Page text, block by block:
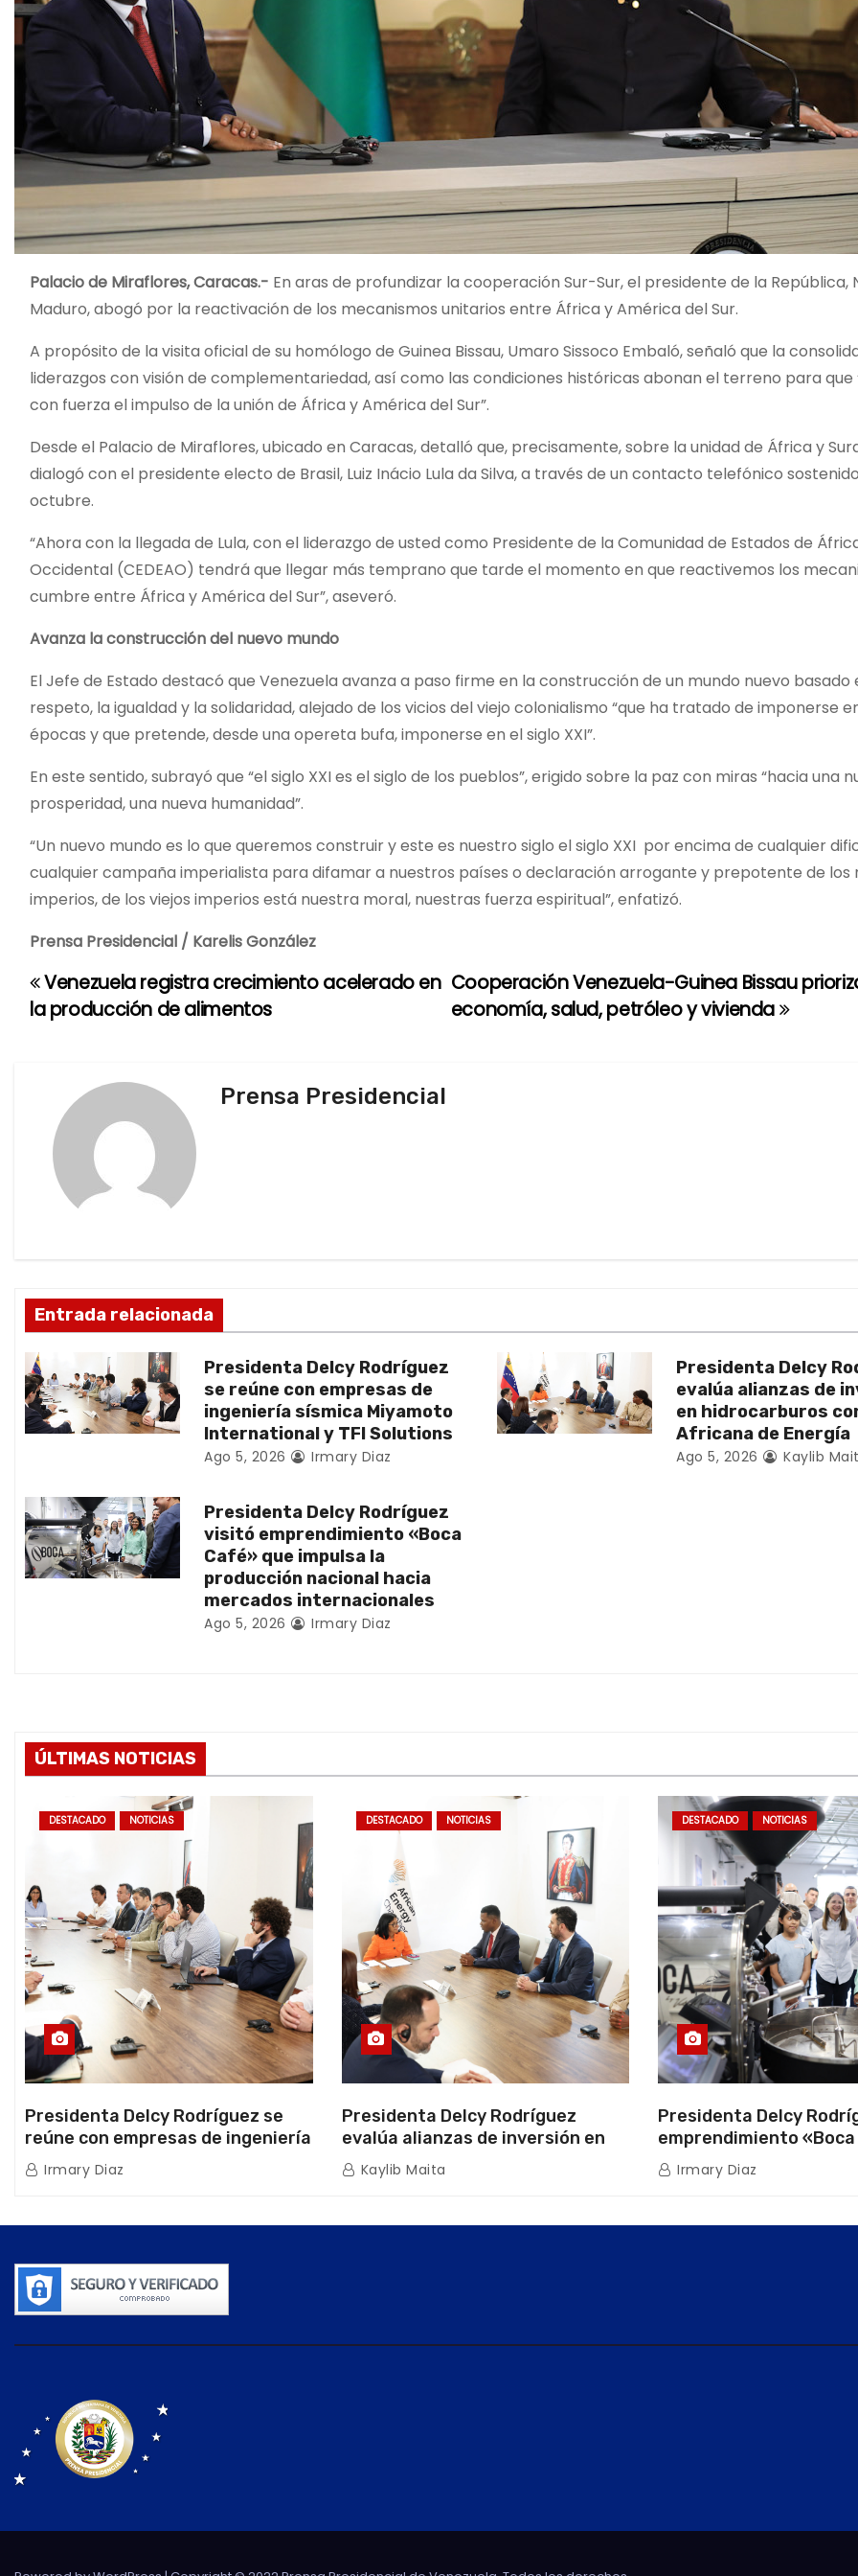
Palacio de Miraflores, Caracas.- En aras de profundizar la cooperación Sur-Sur, el presidente de la República,
Maduro, abogó por la reactivación de los mecanismos unitarios entre África y América del Sur.
A propósito de la visita oficial de su homólogo de Guinea Bissau, Umaro Sissoco Embaló, señaló que la
liderazgos con visión de complementariedad, así como las condiciones históricas abonan el terreno para que
con fuerza el impulso de la unión de África y América del Sur”.
Desde el Palacio de Miraflores, ubicado en Caracas, detalló que, precisamente, sobre la unidad de África y
dialogó con el presidente electo de Brasil, Luiz Inácio Lula da Silva, a través de un contacto telefónico sostenido
octubre.
“Ahora con la llegada de Lula, con el liderazgo de usted como Presidente de la Comunidad de Estados de
Occidental (CEDEAO) tendrá que llegar más temprano que tarde el momento en que reactivemos los
cumbre entre África y América del Sur”, aseveró.
Avanza la construcción del nuevo mundo
El Jefe de Estado destacó que Venezuela avanza a paso firme en la construcción de un mundo nuevo basado
respeto, la igualdad y la solidaridad, alejado de los vicios del viejo colonialismo “que ha tratado de imponerse
épocas y que pretende, desde una opereta bufa, imponerse en el siglo XXI”.
En este sentido, subrayó que “el siglo XXI es el siglo de los pueblos”, erigido sobre la paz con miras “hacia una
prosperidad, una nueva humanidad”.
“Un nuevo mundo es lo que queremos construir y este es nuestro siglo el siglo XXI por encima de cualquier
cualquier campaña imperialista para difamar a nuestros países o declaración arrogante y prepotente de los
imperios, de los viejos imperios está nuestra moral, nuestras fuerza espiritual”, enfatizó.
Prensa Presidencial / Karelis González
N
ó
n
d
e
n
t
s
Cooperación Venezuela-Guinea Bissau
economía, salud, petróleo y vivienda
Venezuela registra crecimiento acelerado en
la producción de alimentos
Prensa Presidencial
Entrada relacionada
Presidenta Delcy Rodríguez
se reúne con empresas de
ingeniería sísmica Miyamoto
International y TFI Solutions
Ago 5, 2026 Irmary Diaz
Presidenta Delcy
evalúa alianzas de
en hidrocarburos
Africana de Energía
Ago 5, 2026 Kaylib
Presidenta Delcy Rodríguez
visitó emprendimiento «Boca
Café» que impulsa la
producción nacional hacia
mercados internacionales
Ago 5, 2026 Irmary Diaz
ÚLTIMAS NOTICIAS
DESTACADO NOTICIAS
Presidenta Delcy Rodríguez se
reúne con empresas de ingeniería
sísmica Miyamoto International y
TFI Solutions
Irmary Diaz
DESTACADO NOTICIAS
Presidenta Delcy Rodríguez
evalúa alianzas de inversión en
hidrocarburos con Cámara
Africana de Energía
Kaylib Maita
DESTACADO NOTICIAS
Presidenta Delcy
emprendimiento
que impulsa la
nacional hacia mercados
Irmary Diaz